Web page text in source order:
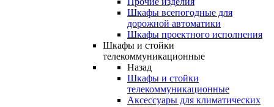
Шкафы всепогодные для
дорожной автоматики
Шкафы проектного исполнения
Шкафы и стойки
телекоммуникационные
Назад
Шкафы и стойки
телекоммуникационные
Аксессуары для климатических